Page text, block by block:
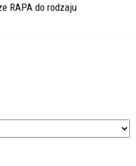
RAPA do rodzaju